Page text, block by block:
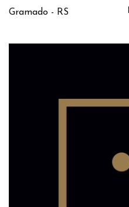
Gramado - RS